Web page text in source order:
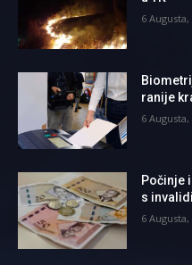
6 Augusta,
ranije
6 Augusta,
Počinje
s
6 Augusta,